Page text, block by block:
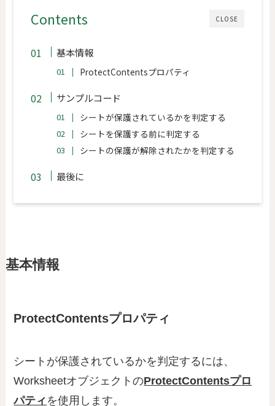
CLOSE
Contents
基本情報
ProtectContentsプロパティ
サンプルコード
シートが保護されているかを判定する
シートを保護する前に判定する
シートの保護が解除されたかを判定する
最後に
基本情報
ProtectContentsプロパティ
シートが保護されているかを判定するには、
WorksheetオブジェクトのProtectContentsプロ
パティ を使用します。